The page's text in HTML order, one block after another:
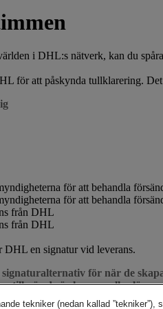
i DHL:s nätverk, kan du
för att påskynda tullklarering.
DHL en signatur vid leverans.
för när de
till när de är hemma eller
tekniker (nedan kallad ”tekniker”),